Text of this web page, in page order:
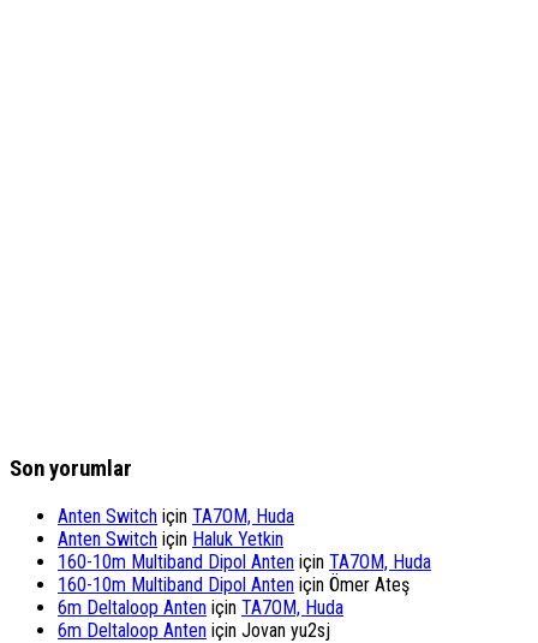
Son yorumlar
Anten Switch için TA7OM, Huda
Anten Switch için Haluk Yetkin
160-10m Multiband Dipol Anten için TA7OM, Huda
160-10m Multiband Dipol Anten için Ömer Ateş
6m Deltaloop Anten için TA7OM, Huda
6m Deltaloop Anten için Jovan yu2sj